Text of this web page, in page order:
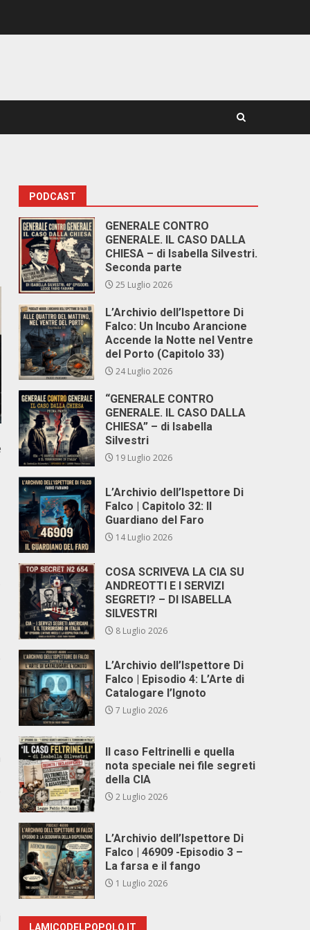
PODCAST
GENERALE CONTRO
GENERALE. IL CASO DALLA
CHIESA – di Isabella Silvestri.
Seconda parte
25 Luglio 2026
L’Archivio dell’Ispettore Di
Falco: Un Incubo Arancione
Accende la Notte nel Ventre
del Porto (Capitolo 33)
24 Luglio 2026
“GENERALE CONTRO
GENERALE. IL CASO DALLA
CHIESA” – di Isabella
Silvestri
19 Luglio 2026
L’Archivio dell’Ispettore Di
Falco | Capitolo 32: Il
Guardiano del Faro
14 Luglio 2026
COSA SCRIVEVA LA CIA SU
ANDREOTTI E I SERVIZI
SEGRETI? – DI ISABELLA
SILVESTRI
8 Luglio 2026
L’Archivio dell’Ispettore Di
Falco | Episodio 4: L’Arte di
Catalogare l’Ignoto
7 Luglio 2026
Il caso Feltrinelli e quella
nota speciale nei file segreti
della CIA
2 Luglio 2026
L’Archivio dell’Ispettore Di
Falco | 46909 -Episodio 3 –
La farsa e il fango
1 Luglio 2026
LAMICODELPOPOLO.IT